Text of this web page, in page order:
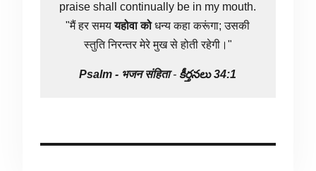
praise shall continually be in my mouth.
"मैं हर समययहोवा कोधन्य कहा करूंगा; उसकी
स्तुति निरन्तर मेरे मुख से होती रहेगी।"
Psalm - भजन संहिता- కీర్తనలు 34:1